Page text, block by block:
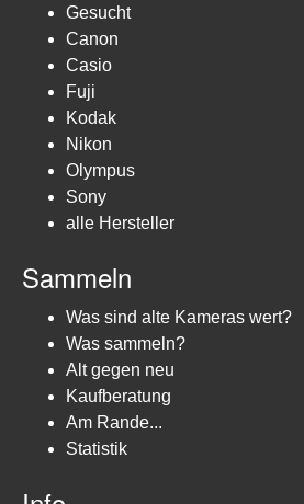
Gesucht
Canon
Casio
Fuji
Kodak
Nikon
Olympus
Sony
alle Hersteller
Sammeln
Was sind alte Kameras wert?
Was sammeln?
Alt gegen neu
Kaufberatung
Am Rande...
Statistik